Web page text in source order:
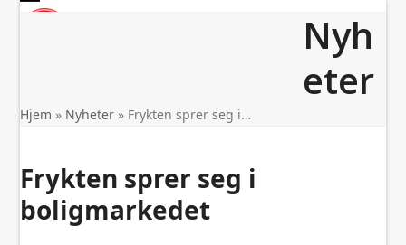
Open
Close
Nyh
eter
Hjem » Nyheter » Frykten sprer seg i…
Frykten sprer seg i
boligmarkedet